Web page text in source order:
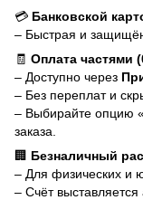
💳 Банковской
– Быстрая и
🧾 Оплата частями
– Доступно через
– Без переплат и
– Выбирайте опцию
заказа.
🏢 Безналичный
– Для физических и
– Счёт выставляется